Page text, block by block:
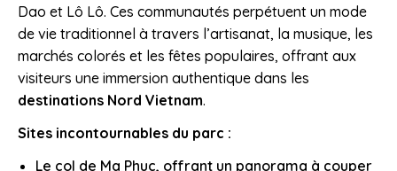
Dao et Lô Lô. Ces communautés perpétuent un mode
de vie traditionnel à travers l’artisanat, la musique, les
marchés colorés et les fêtes populaires, offrant aux
visiteurs une immersion authentique dans les
destinations Nord Vietnam.
Sites incontournables du parc :
Le col de Ma Phuc, offrant un panorama à couper